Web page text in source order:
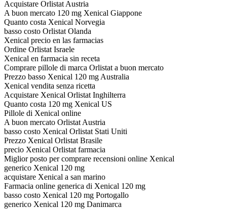
Acquistare Orlistat Austria
A buon mercato 120 mg Xenical Giappone
Quanto costa Xenical Norvegia
basso costo Orlistat Olanda
Xenical precio en las farmacias
Ordine Orlistat Israele
Xenical en farmacia sin receta
Comprare pillole di marca Orlistat a buon mercato
Prezzo basso Xenical 120 mg Australia
Xenical vendita senza ricetta
Acquistare Xenical Orlistat Inghilterra
Quanto costa 120 mg Xenical US
Pillole di Xenical online
A buon mercato Orlistat Austria
basso costo Xenical Orlistat Stati Uniti
Prezzo Xenical Orlistat Brasile
precio Xenical Orlistat farmacia
Miglior posto per comprare recensioni online Xenical
generico Xenical 120 mg
acquistare Xenical a san marino
Farmacia online generica di Xenical 120 mg
basso costo Xenical 120 mg Portogallo
generico Xenical 120 mg Danimarca